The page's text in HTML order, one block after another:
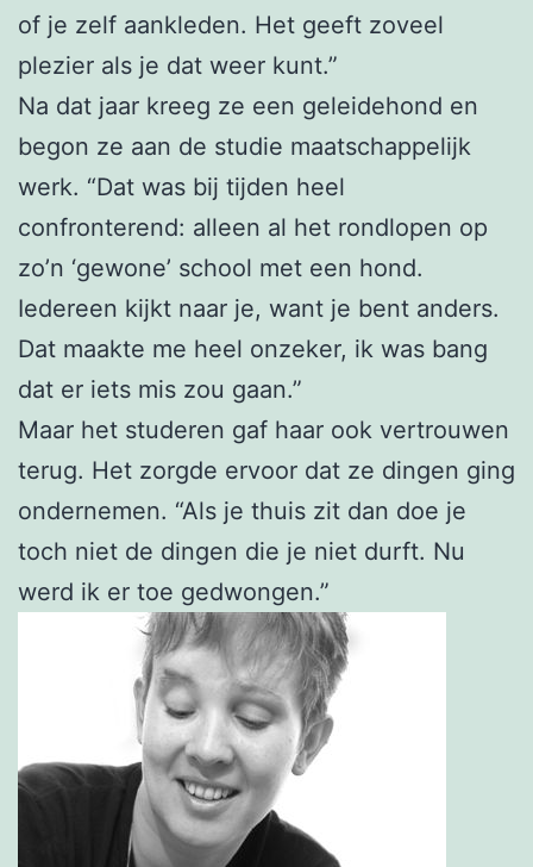
of je zelf aankleden. Het geeft zoveel
plezier als je dat weer kunt.”
Na dat jaar kreeg ze een geleidehond en
begon ze aan de studie maatschappelijk
werk. “Dat was bij tijden heel
confronterend: alleen al het rondlopen op
zo’n ‘gewone’ school met een hond.
Iedereen kijkt naar je, want je bent anders.
Dat maakte me heel onzeker, ik was bang
dat er iets mis zou gaan.”
Maar het studeren gaf haar ook vertrouwen
terug. Het zorgde ervoor dat ze dingen ging
ondernemen. “Als je thuis zit dan doe je
toch niet de dingen die je niet durft. Nu
werd ik er toe gedwongen.”